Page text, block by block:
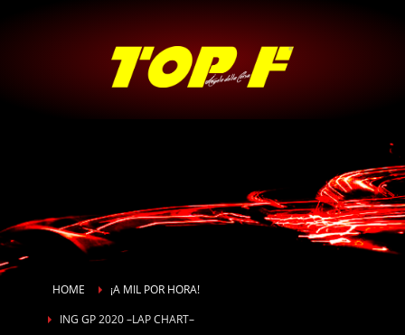
HOME
¡A MIL POR HORA!
ING GP 2020 –LAP CHART–